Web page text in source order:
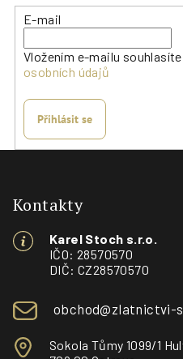
E-mail
Vložením e-mailu souhlasíte
osobních údajů
Přihlásit se
Kontakty
Karel Stoch s.r.o.
IČO: 28570570
DIČ: CZ28570570
obchod@zlatnictvi-
Sokola Tůmy 1099/1